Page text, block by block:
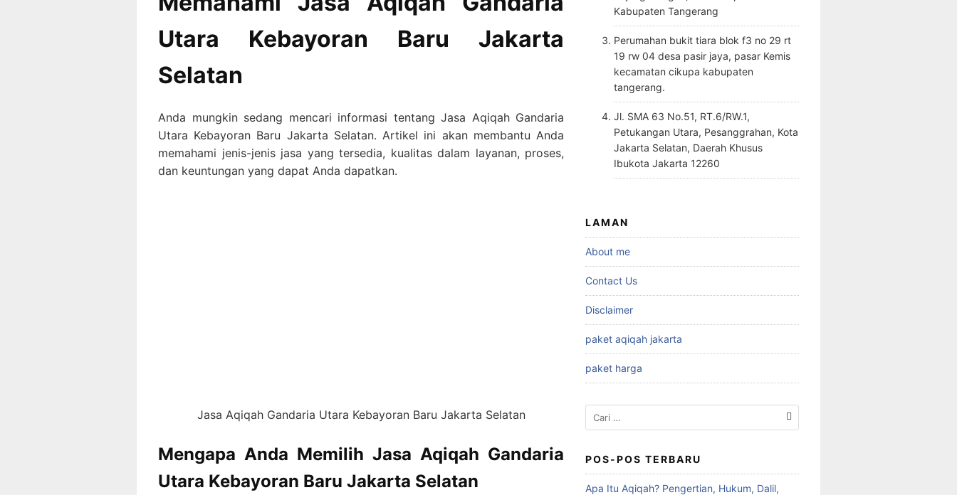
0823 1246
Utara Kebayoran Baru Jakarta
Selatan
Anda mungkin sedang mencari informasi tentang Jasa Aqiqah Gandaria
Utara Kebayoran Baru Jakarta Selatan. Artikel ini akan membantu Anda
memahami jenis-jenis jasa yang tersedia, kualitas dalam layanan, proses,
dan keuntungan yang dapat Anda dapatkan.
Jasa Aqiqah Gandaria Utara Kebayoran Baru Jakarta Selatan
Mengapa Anda Memilih Jasa Aqiqah Gandaria
Utara Kebayoran Baru Jakarta Selatan
Kabupaten Tangerang
Perumahan bukit tiara blok f3 no 29 rt
19 rw 04 desa pasir jaya, pasar Kemis
kecamatan cikupa kabupaten
tangerang.
Jl. SMA 63 No.51, RT.6/RW.1,
Petukangan Utara, Pesanggrahan, Kota
Jakarta Selatan, Daerah Khusus
Ibukota Jakarta 12260
LAMAN
About me
Contact Us
Disclaimer
paket aqiqah jakarta
paket harga
Cari
untuk:
POS-POS TERBARU
Apa Itu Aqiqah? Pengertian, Hukum, Dalil,